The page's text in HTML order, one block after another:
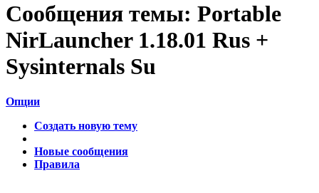
Сообщения темы: Portable
NirLauncher 1.18.01 Rus +
Sysinternals Su
Опции
Создать новую тему
Новые сообщения
Правила